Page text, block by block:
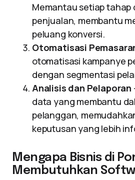
Memantau setiap tahap
penjualan, membantu
peluang konversi.
Otomatisasi
otomatisasi kampanye
dengan segmentasi
Analisis dan Pelaporan
data yang membantu
pelanggan,
keputusan yang lebih
Mengapa Bisnis di
Membutuhkan